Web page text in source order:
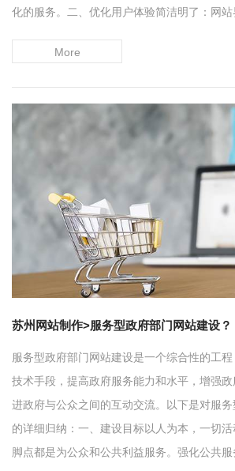
化的服务。二、优化用户体验简洁明了：网站
More
苏州网站制作>服务型政府部门网站建设？
服务型政府部门网站建设是一个综合性的工
技术手段，提高政府服务能力和水平，增强
进政府与公众之间的互动交流。以下是对服
的详细归纳：一、建设目标以人为本，一切
脚点都是为公众和公共利益服务。强化公共服